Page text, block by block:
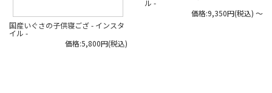
#madeinjapan #い草 #ラグ #い草の
ラグ #畳ラグ #インスタイル
国産いぐさの子供寝ござ - インスタ
イル -
価格:5,800円(税込)
ル -
価格:9,350円(税込) ～